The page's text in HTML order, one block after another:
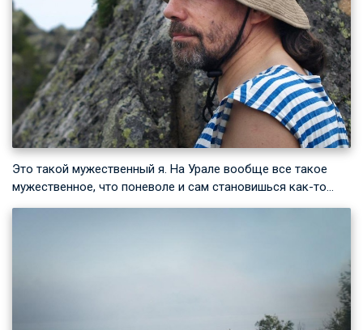
Это такой мужественный я. На Урале вообще все такое
мужественное, что поневоле и сам становишься как-то…